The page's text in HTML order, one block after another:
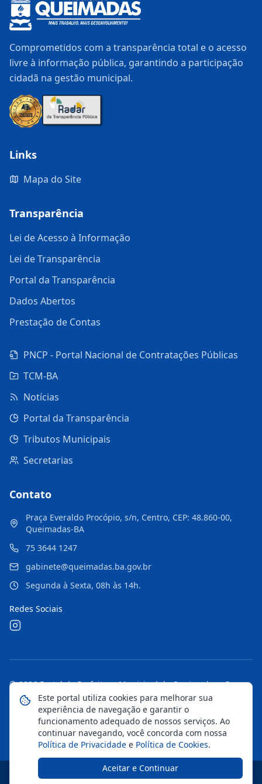
Comprometidos com a transparência total e o acesso
livre à informação pública, garantindo a participação
cidadã na gestão municipal.
Links
Mapa do Site
Transparência
Lei de Acesso à Informação
Lei de Transparência
Portal da Transparência
Dados Abertos
Prestação de Contas
PNCP - Portal Nacional de Contratações Públicas
TCM-BA
Notícias
Portal da Transparência
Tributos Municipais
Secretarias
Contato
Praça Everaldo Procópio, s/n, Centro, CEP: 48.860-00,
Queimadas-BA
75 3644 1247
gabinete@queimadas.ba.gov.br
Segunda à Sexta, 08h às 14h.
Redes Sociais
©2026 Portal da Prefeitura Municipal de Queimadas - Ba.
Todos os direitos reservados.
Mapa do Site
Notícias Transparência
Desenvolvido pela
Este portal utiliza cookies para melhorar sua
experiência de navegação e garantir o
funcionamento adequado de nossos serviços. Ao
continuar navegando, você concorda com nossa
Política de Privacidade e Política de Cookies.
Aceitar e Continuar